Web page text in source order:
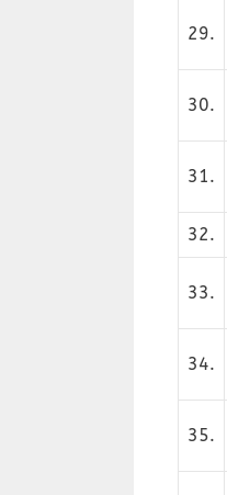
29.
30.
31.
32.
33.
34.
35.